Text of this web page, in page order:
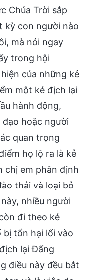
Chúa Trời sắp
kỳ con người nào
mà nói ngay
trong hội
của những kẻ
một kẻ địch lại
hành động,
hoặc người
quan trọng
họ lộ ra là kẻ
chị em phân định
thải và loại bỏ
nhiều người
đi theo kẻ
bị tổn hại lối vào
lại Đấng
điều này đều bắt